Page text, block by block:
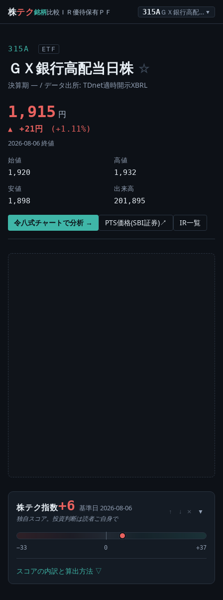
株テク銘柄比較 ＩＲ優待保有ＰＦ 315A ＧＸ銀行高配当日株 ▼
315A ETF
ＧＸ銀行高配当日株 ☆
決算期 — / データ出所: TDnet適時開示XBRL
1,915 円
▲ +21円 (+1.11%)
2026-08-06 終値
始値
1,920
高値
1,932
安値
1,898
出来高
201,895
令八式チャートで分析 → PTS価格(SBI証券)↗ IR一覧
株テク指数+6 基準日 2026-08-06
独自スコア。投資判断は読者ご自身で
↑ ↓ ×
−33 0 +37
スコアの内訳と算出方法 ▽